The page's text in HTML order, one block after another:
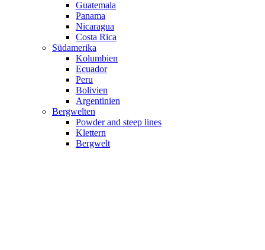
Guatemala
Panama
Nicaragua
Costa Rica
Südamerika
Kolumbien
Ecuador
Peru
Bolivien
Argentinien
Bergwelten
Powder and steep lines
Klettern
Bergwelt